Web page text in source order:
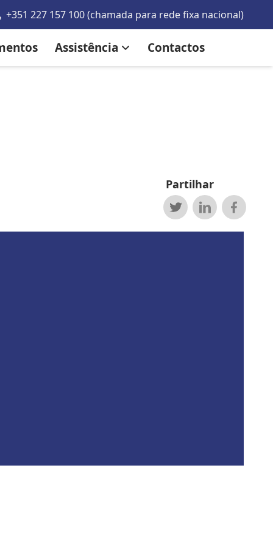
+351 227 157 100 (chamada para rede fixa nacional)
Assistência Contactos
Partilhar